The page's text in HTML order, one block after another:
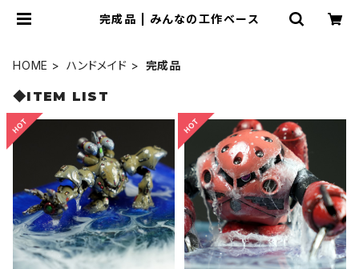
完成品 | みんなの工作ベース
HOME ハンドメイド 完成品
◆ITEM LIST